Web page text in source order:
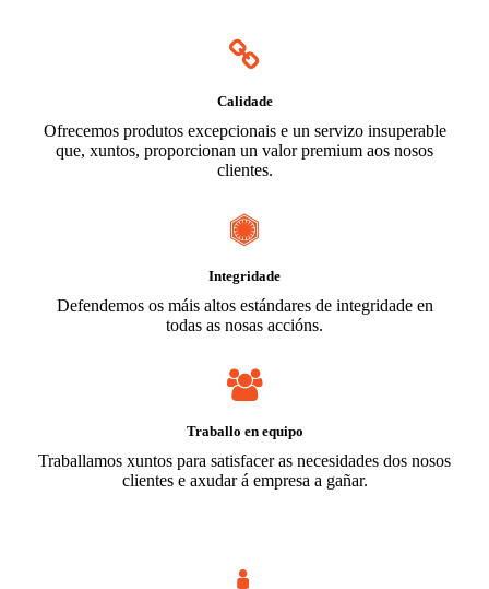
Calidade
Ofrecemos produtos excepcionais e un servizo insuperable
que, xuntos, proporcionan un valor premium aos nosos
clientes.
Integridade
Defendemos os máis altos estándares de integridade en
todas as nosas accións.
Traballo en equipo
Traballamos xuntos para satisfacer as necesidades dos nosos
clientes e axudar á empresa a gañar.